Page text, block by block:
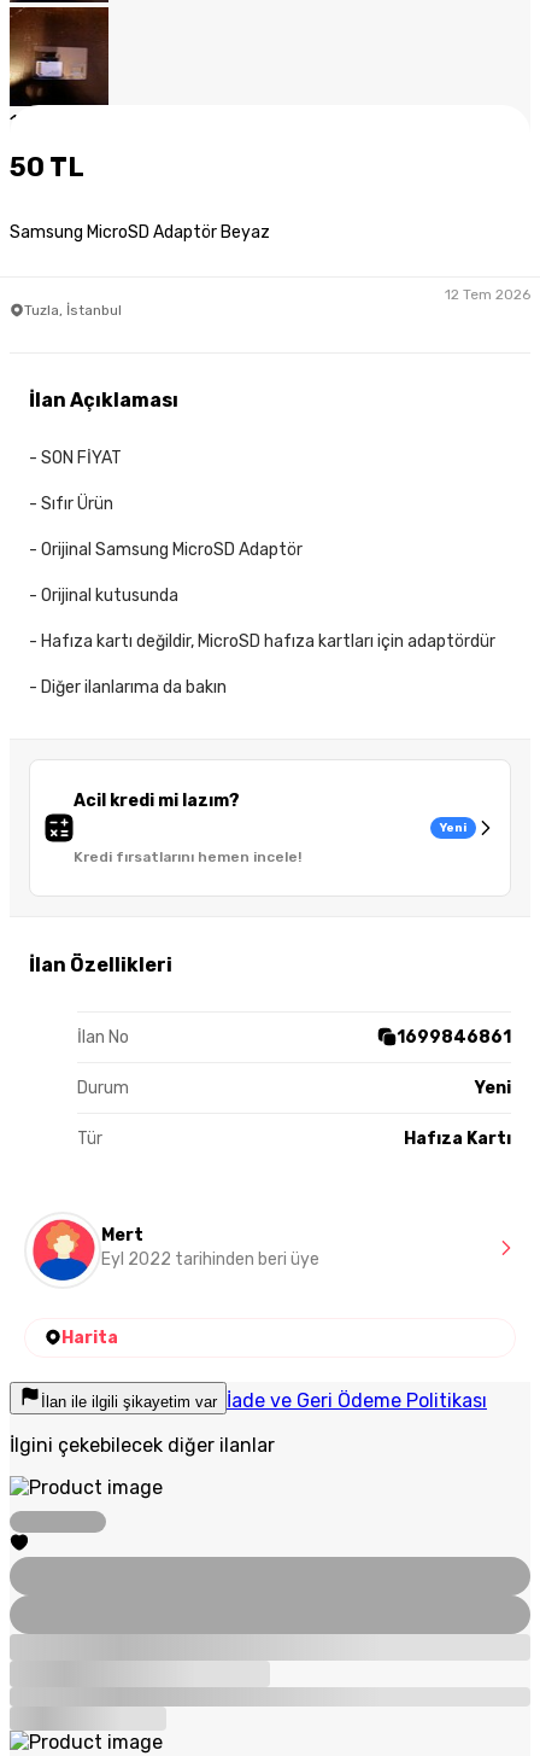
1
50 TL
Samsung MicroSD Adaptör Beyaz
Tuzla, İstanbul
12 Tem 2026
Acil kredi mi lazım?
Kredi fırsatlarını hemen incele!
Yeni
İlan Özellikleri
İlan No 1699846861
Durum Yeni
Tür Hafıza Kartı
İlan Açıklaması
- SON FİYAT
- Sıfır Ürün
- Orijinal Samsung MicroSD Adaptör
- Orijinal kutusunda
- Hafıza kartı değildir, MicroSD hafıza kartları için adaptördür
- Diğer ilanlarıma da bakın
Mert
Eyl 2022 tarihinden beri üye
Harita
İlan ile ilgili şikayetim var İade ve Geri Ödeme Politikası
İlgini çekebilecek diğer ilanlar